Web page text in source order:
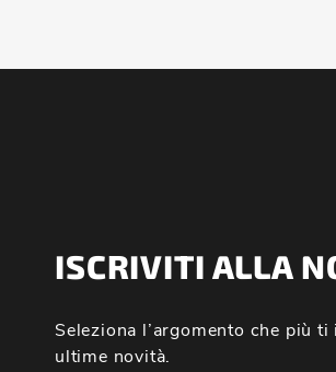
ISCRIVITI ALLA
Seleziona l’argomento che più
ultime novità.